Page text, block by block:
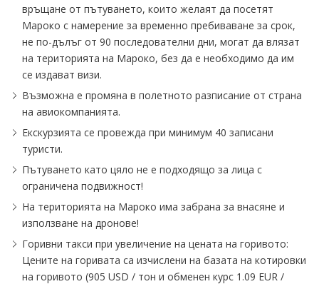
връщане от пътуването, които желаят да посетят
Мароко с намерение за временно пребиваване за срок,
не по-дълъг от 90 последователни дни, могат да влязат
на територията на Мароко, без да е необходимо да им
се издават визи.
Възможна е промяна в полетното разписание от страна
на авиокомпанията.
Екскурзията се провежда при минимум 40 записани
туристи.
Пътуването като цяло не е подходящо за лица с
ограничена подвижност!
На територията на Мароко има забрана за внасяне и
използване на дронове!
Горивни такси при увеличение на цената на горивото:
Цените на горивата са изчислени на базата на котировки
на горивото (905 USD ∕ тон и обменен курс 1.09 EUR ∕